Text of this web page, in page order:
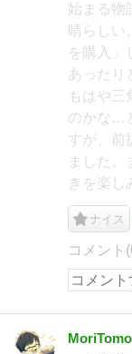
始まる物
晴らしい
を購入」
あったり
もはや
のかな…
すが、
ました
きを楽し
ナイス
コメント
MoriTomo